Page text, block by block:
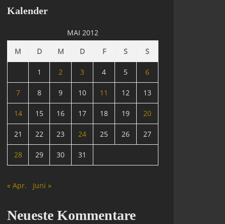
Kalender
MAI 2012
M
D M D F S S
1 2 3 4 5 6
7 8 9 10 11 12 13
14 15 16 17 18 19 20
21 22 23 24 25 26 27
28 29 30 31
« Apr. Juni »
Neueste Kommentare